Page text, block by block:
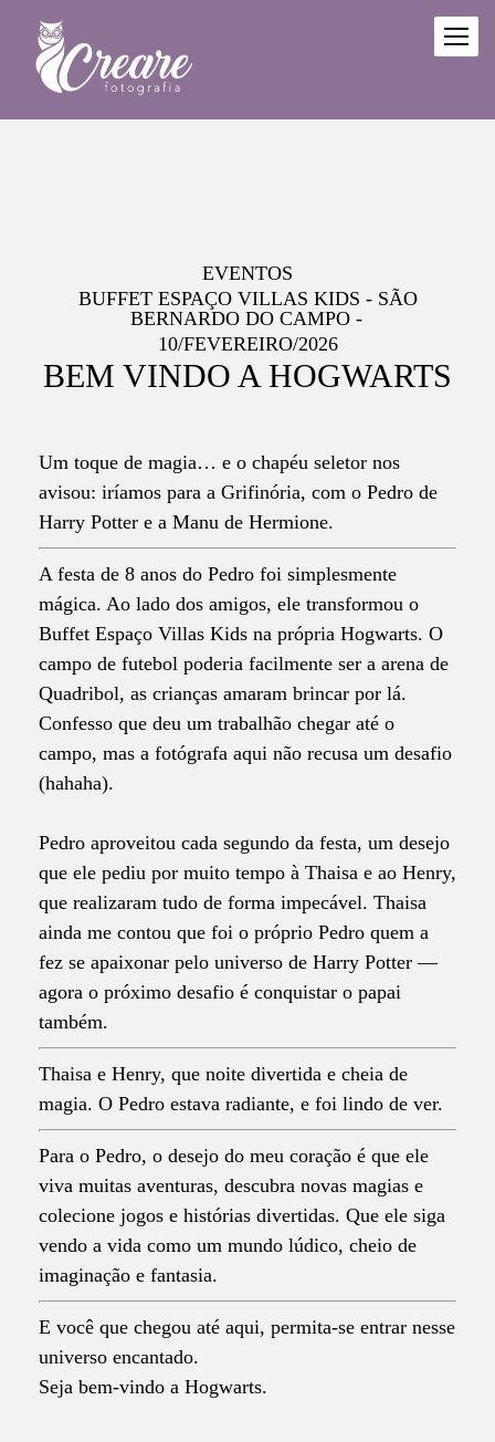
EVENTOS
BUFFET ESPAÇO VILLAS KIDS - SÃO
BERNARDO DO CAMPO
10/FEVEREIRO/2026
BEM VINDO A HOGWARTS
Um toque de magia… e o chapéu seletor nos
avisou: iríamos para a Grifinória, com o Pedro de
Harry Potter e a Manu de Hermione.
A festa de 8 anos do Pedro foi simplesmente
mágica. Ao lado dos amigos, ele transformou o
Buffet Espaço Villas Kids na própria Hogwarts. O
campo de futebol poderia facilmente ser a arena de
Quadribol, as crianças amaram brincar por lá.
Confesso que deu um trabalhão chegar até o
campo, mas a fotógrafa aqui não recusa um desafio
(hahaha).
Pedro aproveitou cada segundo da festa, um desejo
que ele pediu por muito tempo à Thaisa e ao Henry,
que realizaram tudo de forma impecável. Thaisa
ainda me contou que foi o próprio Pedro quem a
fez se apaixonar pelo universo de Harry Potter —
agora o próximo desafio é conquistar o papai
também.
Thaisa e Henry, que noite divertida e cheia de
magia. O Pedro estava radiante, e foi lindo de ver.
Para o Pedro, o desejo do meu coração é que ele
viva muitas aventuras, descubra novas magias e
colecione jogos e histórias divertidas. Que ele siga
vendo a vida como um mundo lúdico, cheio de
imaginação e fantasia.
E você que chegou até aqui, permita-se entrar nesse
universo encantado.
Seja bem-vindo a Hogwarts.